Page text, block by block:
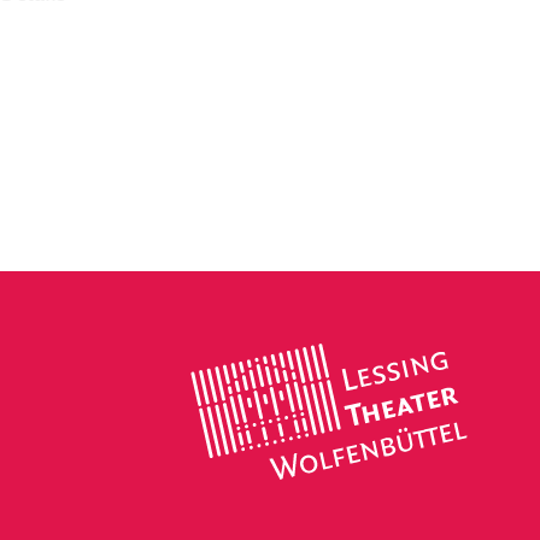
Lessing
Theater